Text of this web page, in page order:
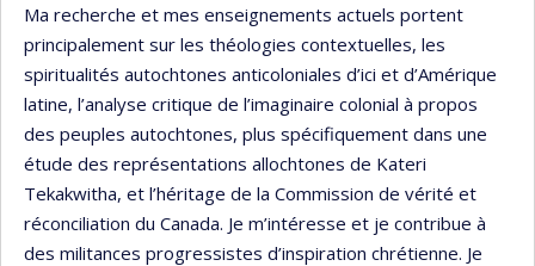
Ma recherche et mes enseignements actuels portent
principalement sur les théologies contextuelles, les
spiritualités autochtones anticoloniales d’ici et d’Amérique
latine, l’analyse critique de l’imaginaire colonial à propos
des peuples autochtones, plus spécifiquement dans une
étude des représentations allochtones de Kateri
Tekakwitha, et l’héritage de la Commission de vérité et
réconciliation du Canada. Je m’intéresse et je contribue à
des militances progressistes d’inspiration chrétienne. Je